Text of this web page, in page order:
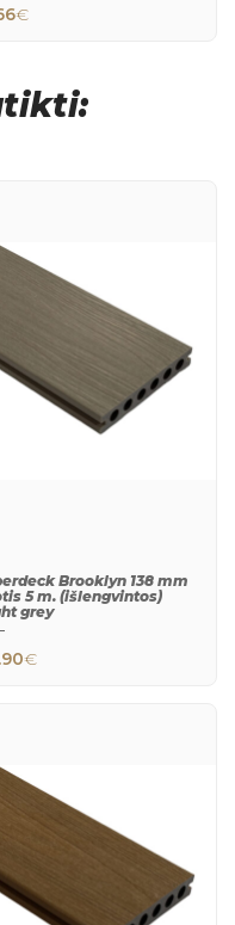
€
Brooklyn 138 mm
5 m. (išlengvintos)
grey
€